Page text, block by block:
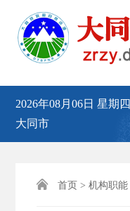
2026年08月06日 星期四
大同市
 首页 > 机构职能